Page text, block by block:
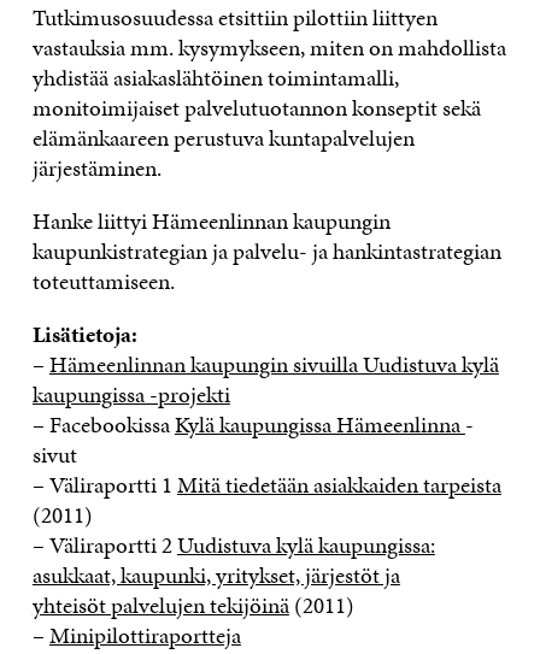
Tutkimusosuudessa etsittiin pilottiin liittyen
vastauksia mm. kysymykseen, miten on mahdollista
yhdistää asiakaslähtöinen toimintamalli,
monitoimijaiset palvelutuotannon konseptit sekä
elämänkaareen perustuva kuntapalvelujen
järjestäminen.
Hanke liittyi Hämeenlinnan kaupungin
kaupunkistrategian ja palvelu- ja hankintastrategian
toteuttamiseen.
Lisätietoja:
–Hämeenlinnan kaupungin sivuilla Uudistuva kylä
kaupungissa -projekti
– FacebookissaKylä kaupungissa Hämeenlinna-
sivut
– Väliraportti 1Mitä tiedetään asiakkaiden tarpeista
(2011)
– Väliraportti 2Uudistuva kylä kaupungissa:
asukkaat, kaupunki, yritykset, järjestöt ja
yhteisöt palvelujen tekijöinä(2011)
–Minipilottiraportteja